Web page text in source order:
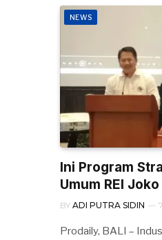
NEWS
Ini Program
Umum REI
BY ADI PUTRA SIDIN
Prodaily, BALI –